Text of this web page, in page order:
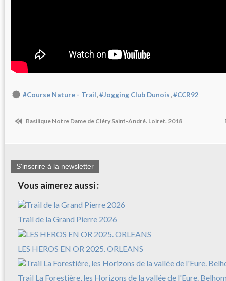
#Course Nature - Trail,#Jogging Club Dunois,#CCR92
Basilique Notre Dame de Cléry Saint-André. Loiret. 2018
S'inscrire à la newsletter
Vous aimerez aussi :
Trail de la Grand Pierre 2026
LES HEROS EN OR 2025. ORLEANS
Trail La Forestière, les Horizons de la vallée de l'Eure.